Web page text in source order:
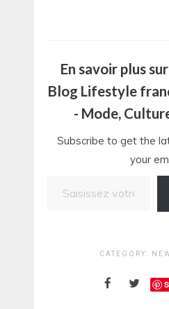
En savoir plus
Blog Lifestyle
- Mode,
Subscribe to get the
your
CATEGORY: